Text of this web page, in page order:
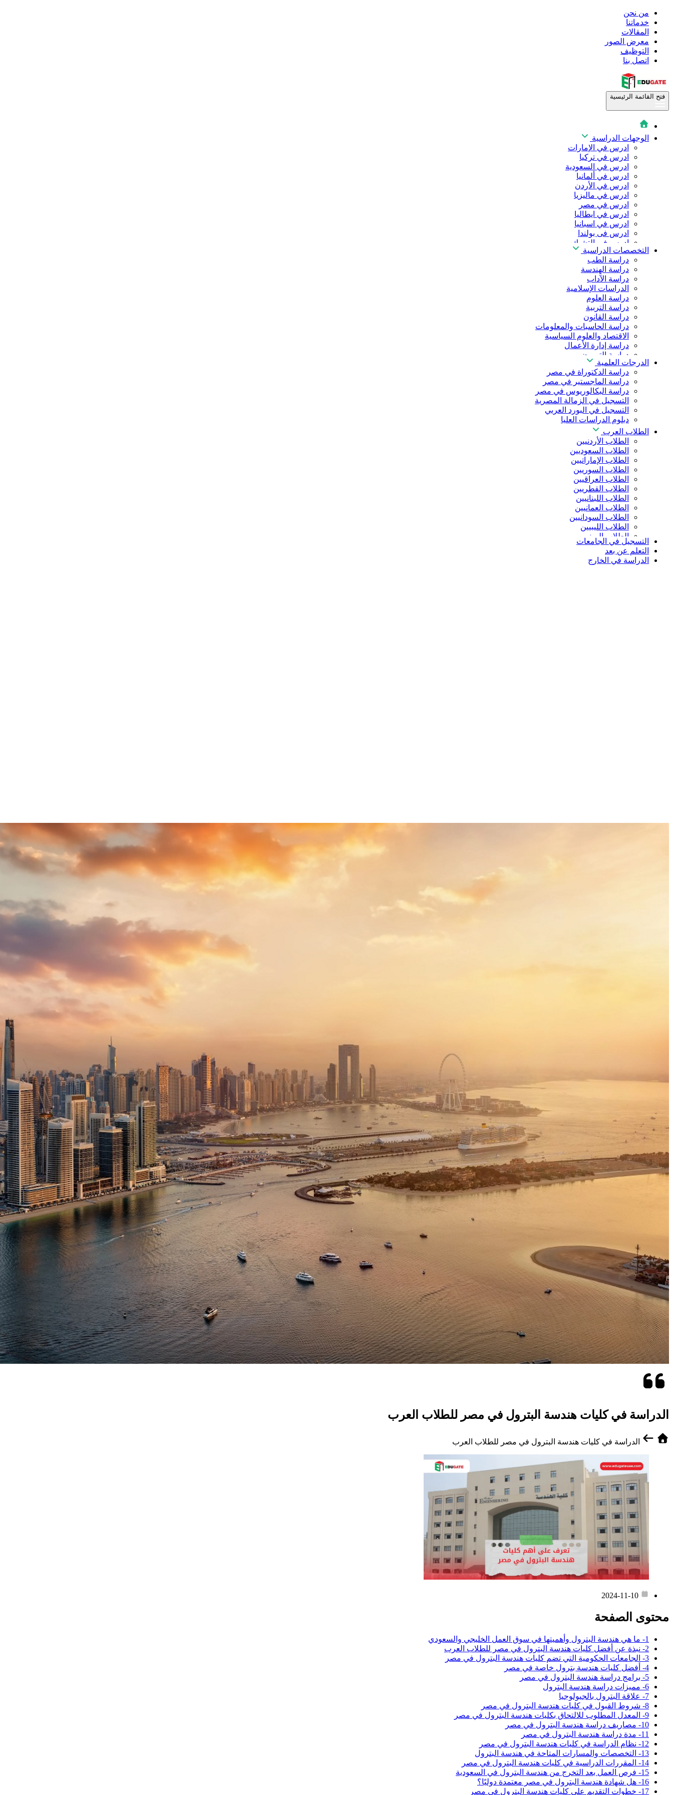
من نحن
خدماتنا
المقالات
معرض الصور
التوظيف
اتصل بنا
فتح القائمة الرئيسية
الوجهات الدراسية
ادرس في الإمارات
ادرس في تركيا
ادرس في السعودية
ادرس في ألمانيا
ادرس في الأردن
ادرس في ماليزيا
ادرس في مصر
ادرس في ايطاليا
ادرس في اسبانيا
ادرس فى بولندا
ادرس فى التشيك
ادرس في المجر
ادرس في الصين
التخصصات الدراسية
دراسة الطب
دراسة الهندسة
دراسة الآداب
الدراسات الإسلامية
دراسة العلوم
دراسة التربية
دراسة القانون
دراسة الحاسبات والمعلومات
الاقتصاد والعلوم السياسية
دراسة إدارة الأعمال
دراسة التمريض
دراسة طب الأسنان
دراسة الصيدلة
دراسة العلوم الصحية
دراسة العلاج الطبيعي
دراسة الذكاء الاصطناعي
دراسة الأمن السيبراني
الدرجات العلمية
دراسة الدكتوراة في مصر
دراسة الماجستير في مصر
دراسة البكالوريوس في مصر
التسجيل في الزمالة المصرية
التسجيل في البورد العربي
دبلوم الدراسات العليا
الطلاب العرب
الطلاب الأردنيين
الطلاب السعوديين
الطلاب الإماراتيين
الطلاب السوريين
الطلاب العراقيين
الطلاب القطريين
الطلاب اللبنانيين
الطلاب العمانيين
الطلاب السودانيين
الطلاب الليبيين
الطلاب اليمنيين
التسجيل في الجامعات
التعلم عن بعد
الدراسة في الخارج
الدراسة في كليات هندسة البترول في مصر للطلاب العرب
الدراسة في كليات هندسة البترول في مصر للطلاب العرب
2024-11-10
محتوى الصفحة
1- ما هي هندسة البترول وأهميتها في سوق العمل الخليجي والسعودي
2- نبذة عن أفضل كليات هندسة البترول في مصر للطلاب العرب
3- الجامعات الحكومية التي تضم كليات هندسة البترول في مصر
4- أفضل كليات هندسة بترول خاصة في مصر
5- برامج دراسة هندسة البترول في مصر
6- مميزات دراسة هندسة البترول
7- علاقة البترول بالجيولوجيا
8- شروط القبول في كليات هندسة البترول في مصر
9- المعدل المطلوب للالتحاق بكليات هندسة البترول في مصر
10- مصاريف دراسة هندسة البترول في مصر
11- مدة دراسة هندسة البترول في مصر
12- نظام الدراسة في كليات هندسة البترول في مصر
13- التخصصات والمسارات المتاحة في هندسة البترول
14- المقررات الدراسية في كليات هندسة البترول في مصر
15- فرص العمل بعد التخرج من هندسة البترول في السعودية
16- هل شهادة هندسة البترول في مصر معتمدة دوليًا؟
17- خطوات التقديم على كليات هندسة البترول في مصر